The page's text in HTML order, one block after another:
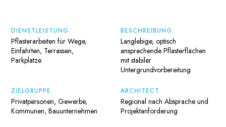
DIENSTLEISTUNG
Pflasterarbeiten für Wege,
Einfahrten, Terrassen,
Parkplätze
BESCHREIBUNG
Langlebige, optisch
ansprechende Pflasterflächen
mit stabiler
Untergrundvorbereitung
ZIELGRUPPE
Privatpersonen, Gewerbe,
Kommunen, Bauunternehmen
ARCHITECT
Regional nach Absprache und
Projektanforderung